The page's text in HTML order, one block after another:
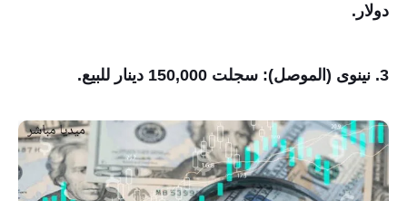
دولار.
3. نينوى (الموصل): سجلت 150,000 دينار للبيع.